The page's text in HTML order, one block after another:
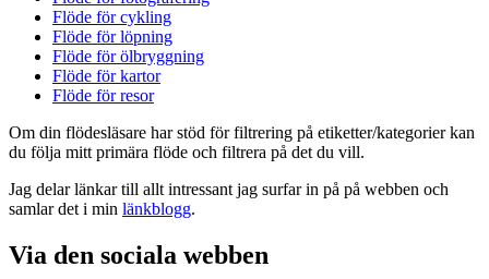
Flöde för cykling
Flöde för löpning
Flöde för ölbryggning
Flöde för kartor
Flöde för resor
Om din flödesläsare har stöd för filtrering på etiketter/kategorier kan
du följa mitt primära flöde och filtrera på det du vill.
Jag delar länkar till allt intressant jag surfar in på på webben och
samlar det i min länkblogg.
Via den sociala webben